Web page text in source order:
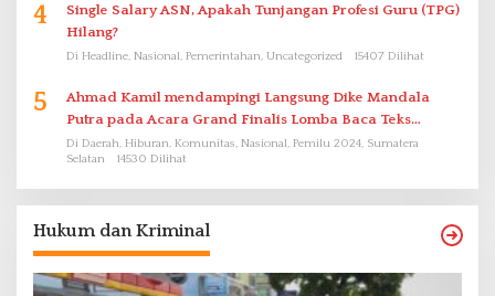
4
Single Salary ASN, Apakah Tunjangan Profesi Guru (TPG)
Hilang?
Di Headline, Nasional, Pemerintahan, Uncategorized 15407 Dilihat
5
Ahmad Kamil mendampingi Langsung Dike Mandala
Putra pada Acara Grand Finalis Lomba Baca Teks
Proklamasi Mirip Bung Karno di Bali
Di Daerah, Hiburan, Komunitas, Nasional, Pemilu 2024, Sumatera
Selatan
14530 Dilihat
Hukum dan Kriminal